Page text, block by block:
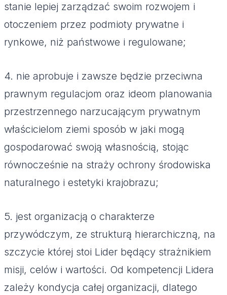
stanie lepiej zarządzać swoim rozwojem i
otoczeniem przez podmioty prywatne i
rynkowe, niż państwowe i regulowane;
4. nie aprobuje i zawsze będzie przeciwna
prawnym regulacjom oraz ideom planowania
przestrzennego narzucającym prywatnym
właścicielom ziemi sposób w jaki mogą
gospodarować swoją własnością, stojąc
równocześnie na straży ochrony środowiska
naturalnego i estetyki krajobrazu;
5. jest organizacją o charakterze
przywódczym, ze strukturą hierarchiczną, na
szczycie której stoi Lider będący strażnikiem
misji, celów i wartości. Od kompetencji Lidera
zależy kondycja całej organizacji, dlatego